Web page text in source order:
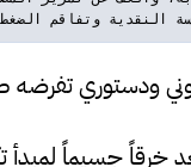
ودستوري تفرضه
خرقاً جسيماً